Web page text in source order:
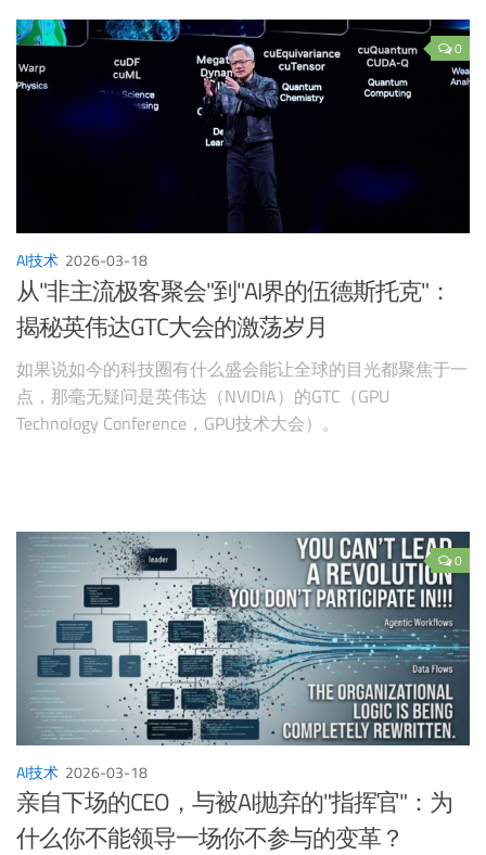
0
AI技术 2026-03-18
从"非主流极客聚会"到"AI界的伍德斯托克"：
揭秘英伟达GTC大会的激荡岁月
如果说如今的科技圈有什么盛会能让全球的目光都聚焦于一
点，那毫无疑问是英伟达（NVIDIA）的GTC（GPU
Technology Conference，GPU技术大会）。
0
AI技术 2026-03-18
亲自下场的CEO，与被AI抛弃的"指挥官"：为
什么你不能领导一场你不参与的变革？